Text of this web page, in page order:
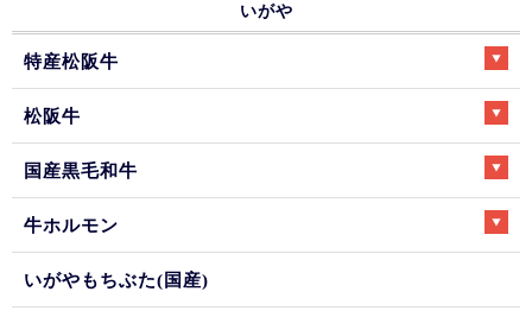
いがや
特産松阪牛
松阪牛
国産黒毛和牛
牛ホルモン
いがやもちぶた(国産)